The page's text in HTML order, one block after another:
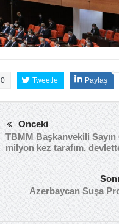
0 Tweetle Paylaş
Önceki
TBMM Başkanvekili
milyon kez tarafım,
Azerbaycan Suşa